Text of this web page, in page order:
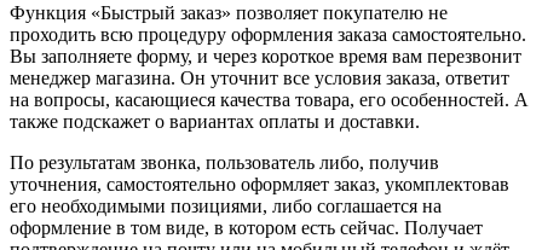
Функция «Быстрый заказ» позволяет покупателю не
проходить всю процедуру оформления заказа самостоятельно.
Вы заполняете форму, и через короткое время вам перезвонит
менеджер магазина. Он уточнит все условия заказа, ответит
на вопросы, касающиеся качества товара, его особенностей. А
также подскажет о вариантах оплаты и доставки.
По результатам звонка, пользователь либо, получив
уточнения, самостоятельно оформляет заказ, укомплектовав
его необходимыми позициями, либо соглашается на
оформление в том виде, в котором есть сейчас. Получает